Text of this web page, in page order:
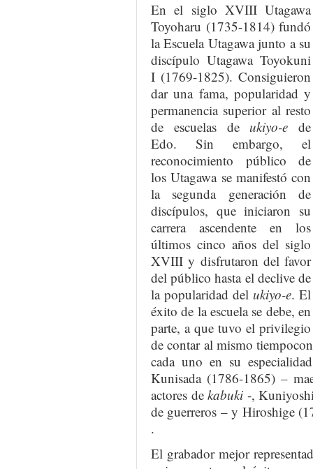
En el siglo XVIII Utagawa
Toyoharu (1735-1814) fundó
la Escuela Utagawa junto a su
discípulo Utagawa Toyokuni
I (1769-1825). Consiguieron
dar una fama, popularidad y
permanencia superior al resto
de escuelas deukiyo-e de
Edo. Sin embargo, el
reconocimiento público de
los Utagawa se manifestó con
la segunda generación de
discípulos, que iniciaron su
carrera ascendente en los
últimos cinco años del siglo
XVIII y disfrutaron del favor
del público hasta el declive de
la popularidad del ukiyo-e. El
éxito de la escuela se debe, en
parte, a que tuvo el privilegio
de contar al mismo
cada uno en su
Kunisada (1786-1865) –
actores de kabuki -,
de guerreros – y Hiroshige
.
El grabador mejor